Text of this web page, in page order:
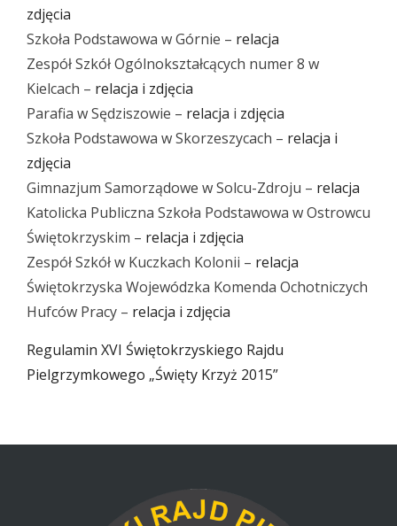
zdjęcia
Szkoła Podstawowa w Górnie – relacja
Zespół Szkół Ogólnokształcących numer 8 w
Kielcach – relacja i zdjęcia
Parafia w Sędziszowie – relacja i zdjęcia
Szkoła Podstawowa w Skorzeszycach – relacja i
zdjęcia
Gimnazjum Samorządowe w Solcu-Zdroju – relacja
Katolicka Publiczna Szkoła Podstawowa w Ostrowcu
Świętokrzyskim – relacja i zdjęcia
Zespół Szkół w Kuczkach Kolonii – relacja
Świętokrzyska Wojewódzka Komenda Ochotniczych
Hufców Pracy – relacja i zdjęcia
Regulamin XVI Świętokrzyskiego Rajdu
Pielgrzymkowego „Święty Krzyż 2015”